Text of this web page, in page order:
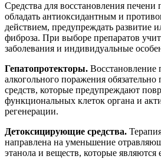
Средства для восстановления
обладать антиоксидантным и
действием, предупреждать развитие
фиброза. При выборе препаратов
заболевания и индивидуальные
Гепатопротекторы. Восстановление
алкогольного поражения обязательно
средств, которые предупреждают
функциональных клеток органа и
регенерации.
Детоксицирующие средства.
направлена на уменьшение
этанола и веществ, которые